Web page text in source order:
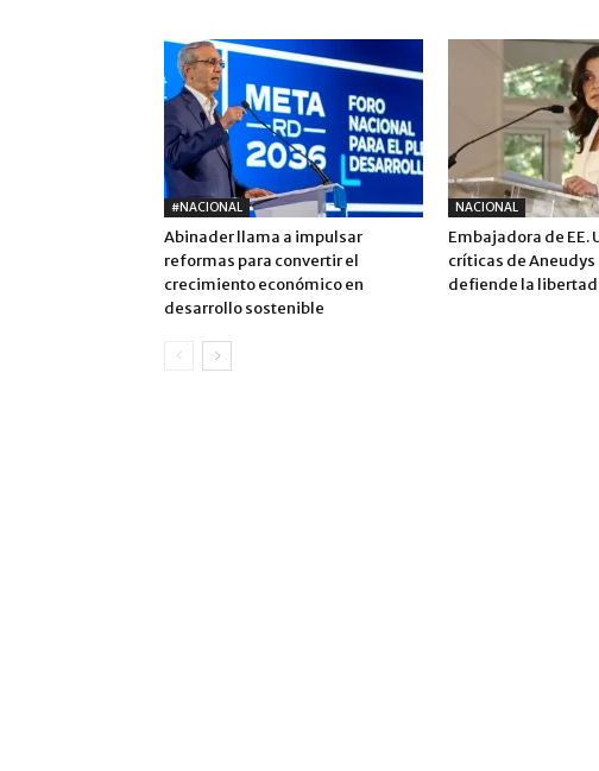
#NACIONAL
Abinader llama a impulsar
reformas para convertir el
crecimiento económico en
desarrollo sostenible
NACIONAL
Embajadora de EE.
críticas de Aneudys
defiende la